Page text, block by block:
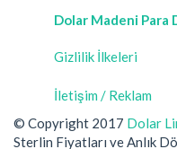
Dolar Madeni Para
Gizlilik İlkeleri
İletişim / Reklam
© Copyright 2017 Dolar
Sterlin Fiyatları ve Anlık